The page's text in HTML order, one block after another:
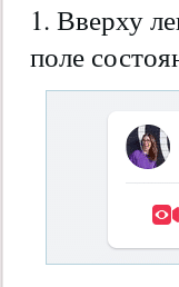
1. Вверху
поле